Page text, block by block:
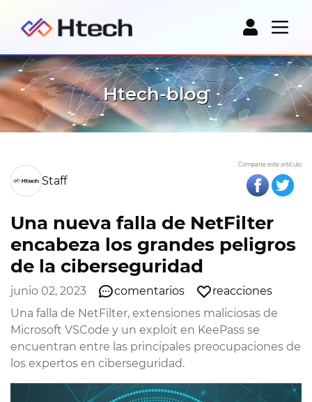
Htech-blog
Staff
Comparte este artículo
Una nueva falla de NetFilter
encabeza los grandes peligros
de la ciberseguridad
junio 02, 2023 comentarios
reacciones
Una falla de NetFilter, extensiones maliciosas de
Microsoft VSCode y un exploit en KeePass se
encuentran entre las principales preocupaciones de
los expertos en ciberseguridad.